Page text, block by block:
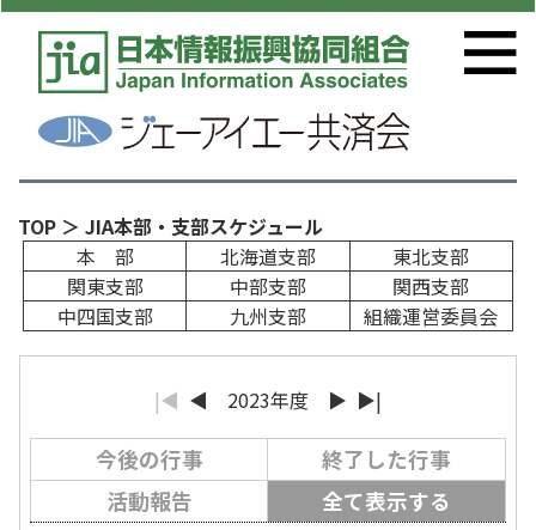
TOP ＞ JIA本部・支部スケジュール
本 部
北海道支部
東北支部
関東支部
中部支部
関西支部
中四国支部
九州支部 組織運営委員会
|◀ ◀ 2023年度 ▶ ▶|
今後の行事
終了した行事
活動報告
全て表示する